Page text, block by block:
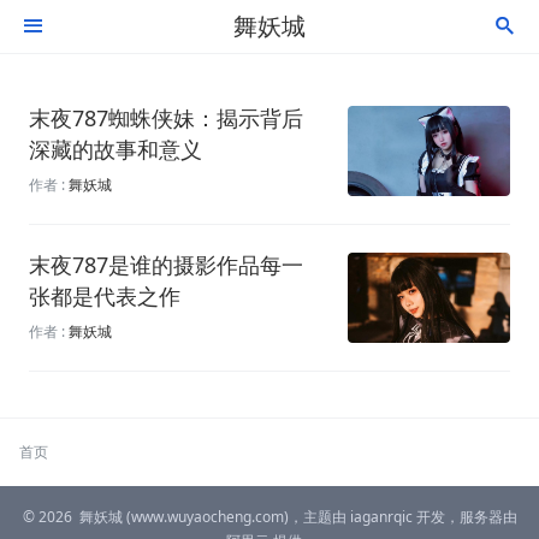
 舞妖城 
末夜787蜘蛛侠妹：揭示背后
深藏的故事和意义
作者 :舞妖城
末夜787是谁的摄影作品每一
张都是代表之作
作者 :舞妖城
首页
© 2026 舞妖城 (www.wuyaocheng.com)，主题由 iaganrqic 开发，服务器由